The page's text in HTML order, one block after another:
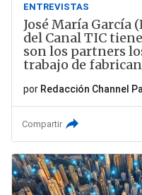
ENTREVISTAS
José María García
del Canal TIC
son los partners
trabajo de
por Redacción Channel
Compartir